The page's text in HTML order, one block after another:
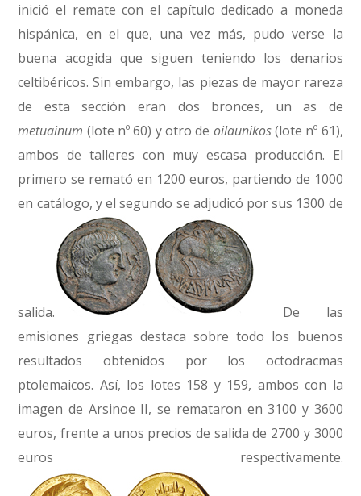
inició el remate con el capítulo dedicado a moneda
hispánica, en el que, una vez más, pudo verse la
buena acogida que siguen teniendo los denarios
celtibéricos. Sin embargo, las piezas de mayor rareza
de esta sección eran dos bronces, un as de
metuainum (lote nº 60) y otro de oilaunikos(lote nº 61),
ambos de talleres con muy escasa producción. El
primero se remató en 1200 euros, partiendo de 1000
en catálogo, y el segundo se adjudicó por sus 1300 de
salida.
De las
emisiones griegas destaca sobre todo los buenos
resultados obtenidos por los octodracmas
ptolemaicos. Así, los lotes 158 y 159, ambos con la
imagen de Arsinoe II, se remataron en 3100 y 3600
euros, frente a unos precios de salida de 2700 y 3000
euros respectivamente.